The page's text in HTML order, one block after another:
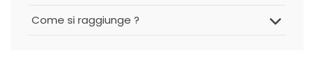
Come si raggiunge ?